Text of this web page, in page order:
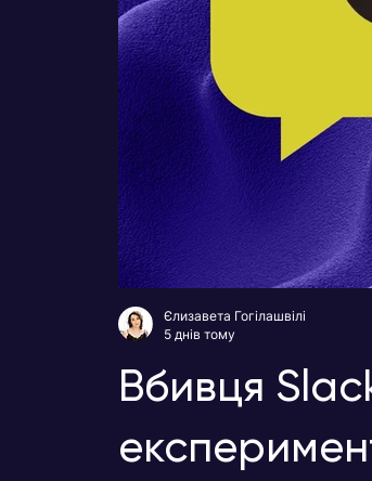
Вбивця
Єлизавета Гогілашвілі
5 днів тому